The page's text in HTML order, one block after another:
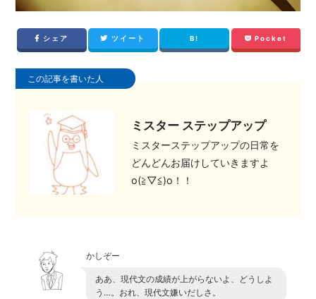
シェア ツイート B! Pocket
この記事を書いた人
ミスター ステップアップ
ミスターステップアップの日常を
どんどんお届けしていきますよ
o(≧▽≦)o！！
かしぞー
ああ、現代文の成績が上がらないよ、どうしよ
う…。おれ、現代文嫌いだしさ。